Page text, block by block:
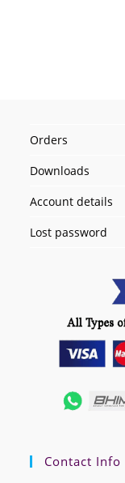
Orders
Downloads
Account details
Lost password
Contact Info